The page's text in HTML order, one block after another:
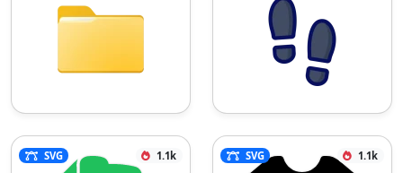
SVG 1.1k SVG 1.1k